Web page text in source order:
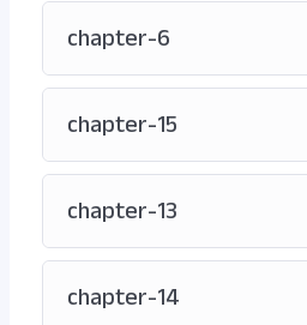
chapter-6
chapter-15
chapter-13
chapter-14